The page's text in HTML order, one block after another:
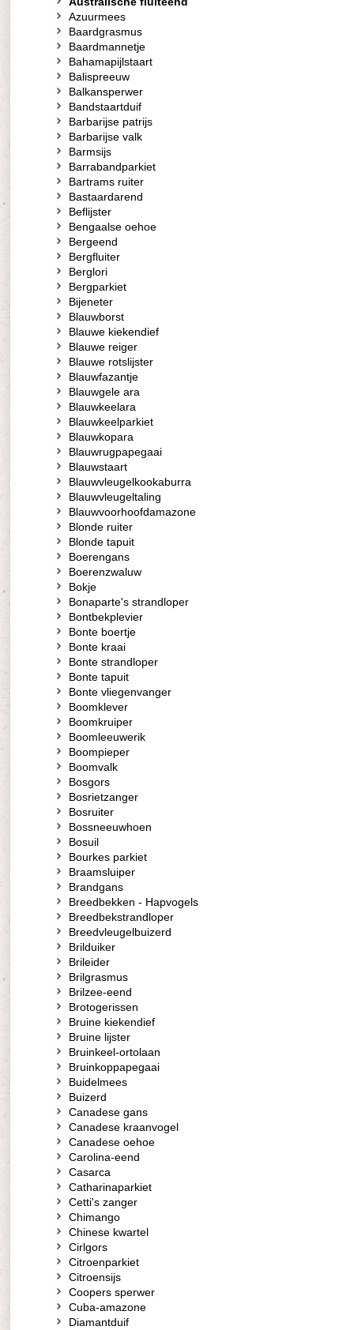
Azuurmees
Baardgrasmus
Baardmannetje
Bahamapijlstaart
Balispreeuw
Balkansperwer
Bandstaartduif
Barbarijse patrijs
Barbarijse valk
Barmsijs
Barrabandparkiet
Bartrams ruiter
Bastaardarend
Beflijster
Bengaalse oehoe
Bergeend
Bergfluiter
Berglori
Bergparkiet
Bijeneter
Blauwborst
Blauwe kiekendief
Blauwe reiger
Blauwe rotslijster
Blauwfazantje
Blauwgele ara
Blauwkeelara
Blauwkeelparkiet
Blauwkopara
Blauwrugpapegaai
Blauwstaart
Blauwvleugelkookaburra
Blauwvleugeltaling
Blauwvoorhoofdamazone
Blonde ruiter
Blonde tapuit
Boerengans
Boerenzwaluw
Bokje
Bonaparte's strandloper
Bontbekplevier
Bonte boertje
Bonte kraai
Bonte strandloper
Bonte tapuit
Bonte vliegenvanger
Boomklever
Boomkruiper
Boomleeuwerik
Boompieper
Boomvalk
Bosgors
Bosrietzanger
Bosruiter
Bossneeuwhoen
Bosuil
Bourkes parkiet
Braamsluiper
Brandgans
Breedbekken - Hapvogels
Breedbekstrandloper
Breedvleugelbuizerd
Brilduiker
Brileider
Brilgrasmus
Brilzee-eend
Brotogerissen
Bruine kiekendief
Bruine lijster
Bruinkeel-ortolaan
Bruinkoppapegaai
Buidelmees
Buizerd
Canadese gans
Canadese kraanvogel
Canadese oehoe
Carolina-eend
Casarca
Catharinaparkiet
Cetti's zanger
Chimango
Chinese kwartel
Cirlgors
Citroenparkiet
Citroensijs
Coopers sperwer
Cuba-amazone
Diamantduif